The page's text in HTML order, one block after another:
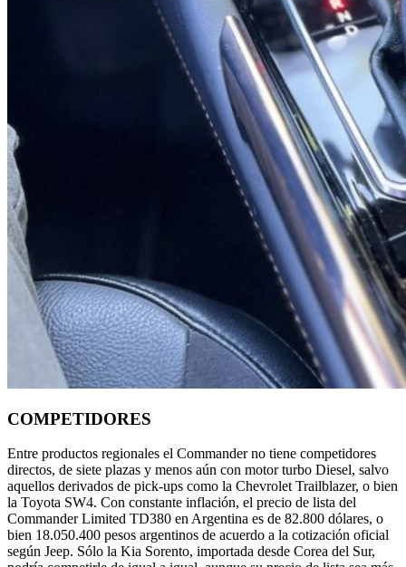
COMPETIDORES
Entre productos regionales el Commander no tiene competidores
directos, de siete plazas y menos aún con motor turbo Diesel, salvo
aquellos derivados de pick-ups como la Chevrolet Trailblazer, o bien
la Toyota SW4. Con constante inflación, el precio de lista del
Commander Limited TD380 en Argentina es de 82.800 dólares, o
bien 18.050.400 pesos argentinos de acuerdo a la cotización oficial
según Jeep. Sólo la Kia Sorento, importada desde Corea del Sur,